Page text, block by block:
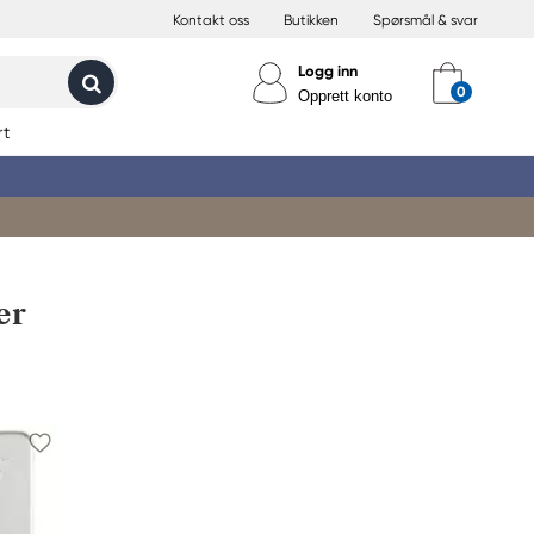
Kontakt oss Butikken Spørsmål & svar
Logg inn
Opprett konto